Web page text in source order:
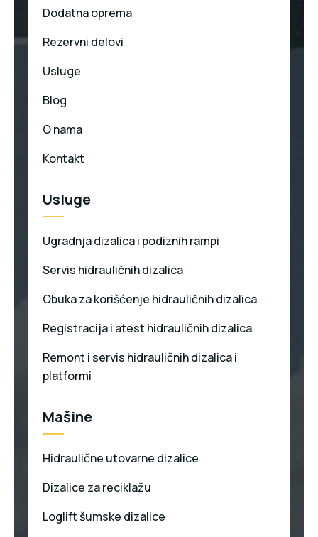
Dodatna oprema
Rezervni delovi
Usluge
Blog
O nama
Kontakt
Usluge
Ugradnja dizalica i podiznih rampi
Servis hidrauličnih dizalica
Obuka za korišćenje hidrauličnih dizalica
Registracija i atest hidrauličnih dizalica
Remont i servis hidrauličnih dizalica i
platformi
Mašine
Hidraulične utovarne dizalice
Dizalice za reciklažu
Loglift šumske dizalice